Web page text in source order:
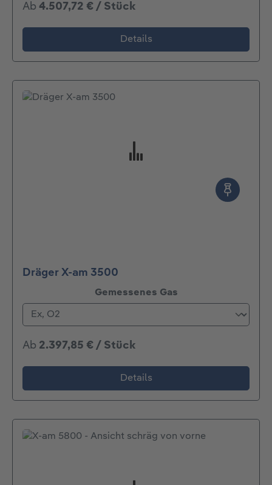
Ab 4.507,72 € / Stück
Details
Dräger X-am 3500
Gemessenes Gasauswählen
Ab 2.397,85 € / Stück
Details